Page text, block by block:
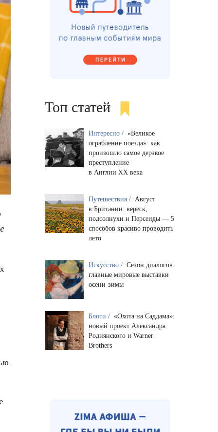
Топ статей
Интересно / «Великое
ограбление поезда»: как
произошло самое дерзкое
преступление
в Англии XX века
Путешествия / Август
в Британии: вереск,
подсолнухи и Персеиды — 5
способов красиво проводить
лето
Искусство / Сезон диалогов:
главные мировые выставки
осени-зимы
Блоги / «Охота на Саддама»:
новый проект Александра
Роднянского и Warner
Brothers